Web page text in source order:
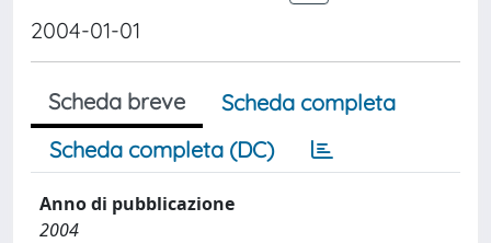
2004-01-01
Scheda breve
Scheda completa
Scheda completa (DC)
Anno di pubblicazione
2004